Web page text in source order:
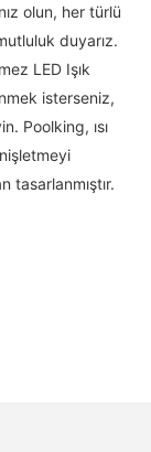
olun, her türlü
duyarız.
LED Işık
isterseniz,
Poolking, ısı
tasarlanmıştır.